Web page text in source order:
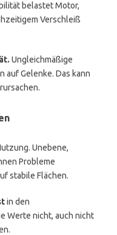
belastet Motor,
Verschleiß
Ungleichmäßige
auf Gelenke. Das kann
Unebene,
Probleme
stabile Flächen.
in den
Werte nicht, auch nicht